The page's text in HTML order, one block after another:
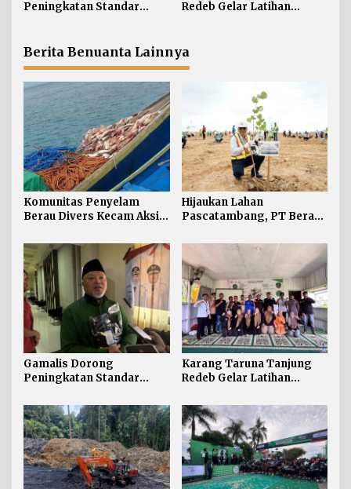
s
Peningkatan Standar
Redeb Gelar Latihan
Berita Benuanta Lainnya
Komunitas Penyelam
Berau Divers Kecam Aksi
Hiu Dijadikan Umpan
Pancing
Hijaukan Lahan
Pascatambang, PT Berau
Hektare dengan Tanam 3
Ribu Pohon
Gamalis Dorong
Peningkatan Standar
Berau
Karang Taruna Tanjung
Redeb Gelar Latihan
Bersama Berau Coal